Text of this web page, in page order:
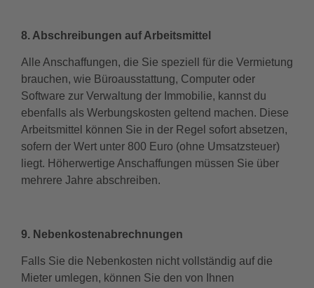
8. Abschreibungen auf Arbeitsmittel
Alle Anschaffungen, die Sie speziell für die Vermietung
brauchen, wie Büroausstattung, Computer oder
Software zur Verwaltung der Immobilie, kannst du
ebenfalls als Werbungskosten geltend machen. Diese
Arbeitsmittel können Sie in der Regel sofort absetzen,
sofern der Wert unter 800 Euro (ohne Umsatzsteuer)
liegt. Höherwertige Anschaffungen müssen Sie über
mehrere Jahre abschreiben.
9. Nebenkostenabrechnungen
Falls Sie die Nebenkosten nicht vollständig auf die
Mieter umlegen, können Sie den von Ihnen